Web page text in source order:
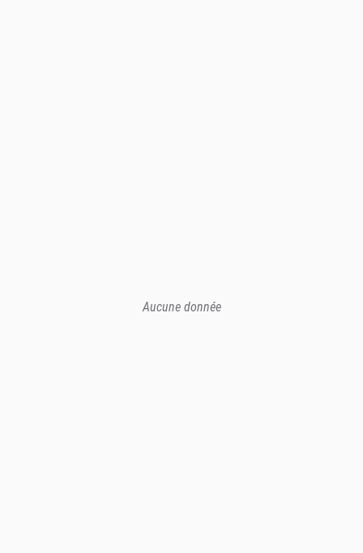
Aucune donnée